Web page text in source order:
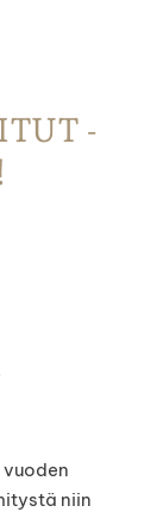
-
niin